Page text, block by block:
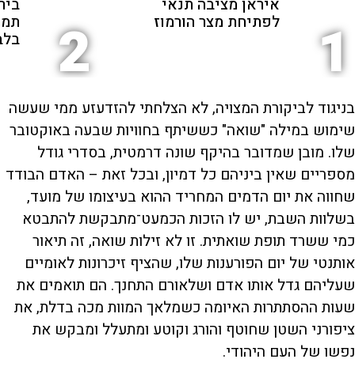
1
איראן מציבה תנאי
לפתיחת מצר הורמוז 2
בניגוד לביקורת המצויה, לא הצלחתי להזדעזע ממי שעשה
שימוש במילה "שואה" כששיתף בחוויות שבעה באוקטובר
שלו. מובן שמדובר בהיקף שונה דרמטית, בסדרי גודל
מספריים שאין ביניהם כל דמיון, ובכל זאת – האדם הבודד
שחווה את יום הדמים המחריד ההוא בעיצומו של מועד,
בשלוות השבת, יש לו הזכות הכמעט־מתבקשת להתבטא
כמי ששרד תופת שואתית. זו לא זילות שואה, זה תיאור
אותנטי של יום הפורענות שלו, שהציף זיכרונות לאומיים
שעליהם גדל אותו אדם ושלאורם התחנך. הם תואמים את
שעות ההסתתרות האיומה כשמלאך המוות מכה בדלת, את
ציפורני השטן שחוטף והורג וקוטע ומתעלל ומבקש את
נפשו של העם היהודי.